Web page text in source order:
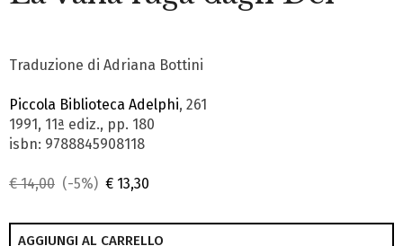
Traduzione di Adriana Bottini
Piccola Biblioteca Adelphi, 261
1991, 11ª ediz., pp. 180
isbn: 9788845908118
€ 14,00 (-5%) € 13,30
AGGIUNGI AL CARRELLO